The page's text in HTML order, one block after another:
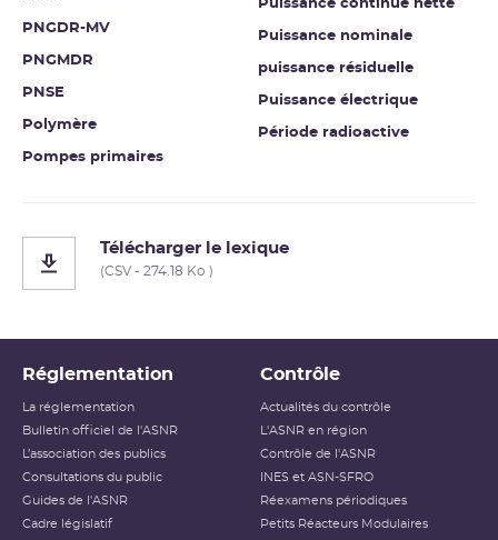
PNGDR-MV
PNGMDR
PNSE
Polymère
Pompes primaires
Puissance continue nette
Puissance nominale
puissance résiduelle
Puissance électrique
Période radioactive
Télécharger le lexique
(CSV - 274.18 Ko )
Réglementation
La réglementation
Bulletin officiel de l'ASNR
L’association des publics
Consultations du public
Guides de l'ASNR
Cadre législatif
Contrôle
Actualités du contrôle
L'ASNR en région
Contrôle de l'ASNR
INES et ASN-SFRO
Réexamens périodiques
Petits Réacteurs Modulaires